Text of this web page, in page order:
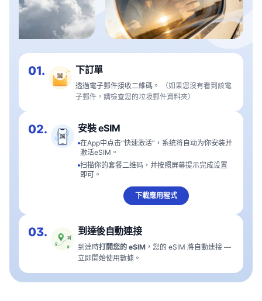
01. 下訂單
透過電子郵件接收二維碼。
（如果您沒有看到該電
子郵件，請檢查您的垃圾郵件資料夾）
02. 安裝 eSIM
在App中点击“快速激活”，系统将自动为你安装并
激活eSIM。
扫描你的套餐二维码，并按照屏幕提示完成设置
即可。
下載應用程式
03. 到達後自動連接
到達時打開您的 eSIM ，您的 eSIM 將自動連接 —
立即開始使用數據。